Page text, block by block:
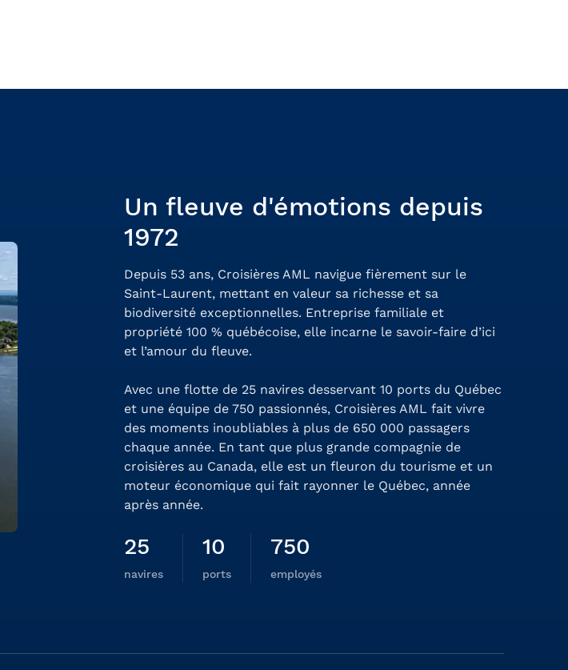
Un fleuve d'émotions depuis
1972
Depuis 53 ans, Croisières AML navigue fièrement sur le
Saint-Laurent, mettant en valeur sa richesse et sa
biodiversité exceptionnelles. Entreprise familiale et
propriété 100 % québécoise, elle incarne le savoir-faire d’ici
et l’amour du fleuve.
Avec une flotte de 25 navires desservant 10 ports du Québec
et une équipe de 750 passionnés, Croisières AML fait vivre
des moments inoubliables à plus de 650 000 passagers
chaque année. En tant que plus grande compagnie de
croisières au Canada, elle est un fleuron du tourisme et un
moteur économique qui fait rayonner le Québec, année
après année.
25
navires
10
ports
750
employés